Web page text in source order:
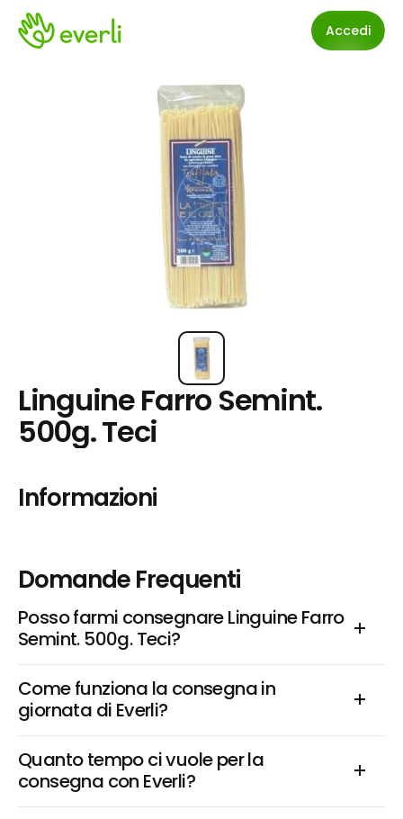
Accedi
Linguine Farro Semint.
500g. Teci
Informazioni
Domande Frequenti
Posso farmi consegnare Linguine Farro
Semint. 500g. Teci?
Come funziona la consegna in
giornata di Everli?
Quanto tempo ci vuole per la
consegna con Everli?